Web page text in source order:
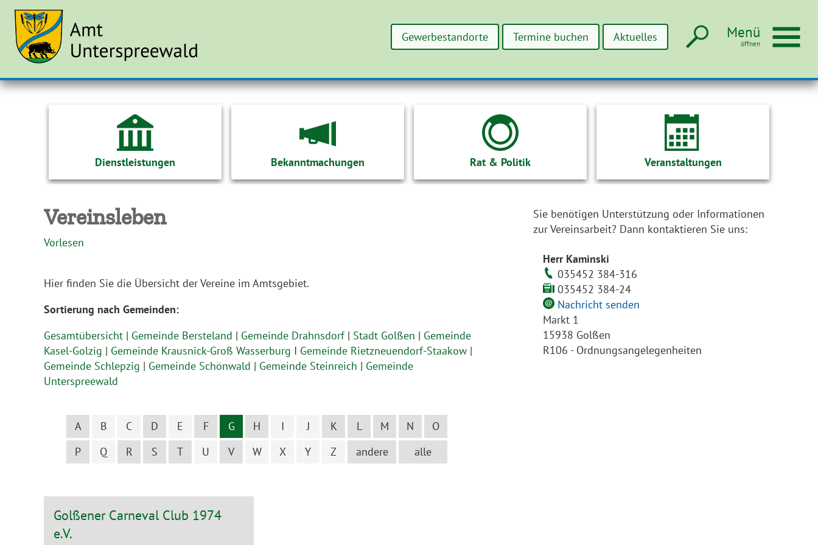
Suche
Menü
Gewerbestandorte Termine buchen Aktuelles
Dienstleistungen Bekanntmachungen Rat & Politik Veranstaltungen
Vereinsleben
Vorlesen
Hier finden Sie die Übersicht der Vereine im Amtsgebiet.
Sortierung nach Gemeinden:
Gesamtübersicht | Gemeinde Bersteland | Gemeinde Drahnsdorf| Stadt Golßen | Gemeinde
Kasel-Golzig | Gemeinde Krausnick-Groß Wasserburg I Gemeinde Rietzneuendorf-Staakow |
Gemeinde Schlepzig | Gemeinde Schönwald | Gemeinde Steinreich | Gemeinde
Unterspreewald
alle
A B C D E F G H I J K L M N
O
P
Q R S T U V W X Y Z andere
Golßener Carneval Club 1974
e.V.
Sie benötigen Unterstützung oder Informationen
zur Vereinsarbeit? Dann kontaktieren Sie uns:
Herr Kaminski
035452 384-316
035452 384-24
Nachricht senden
Markt 1
15938 Golßen
R106 - Ordnungsangelegenheiten